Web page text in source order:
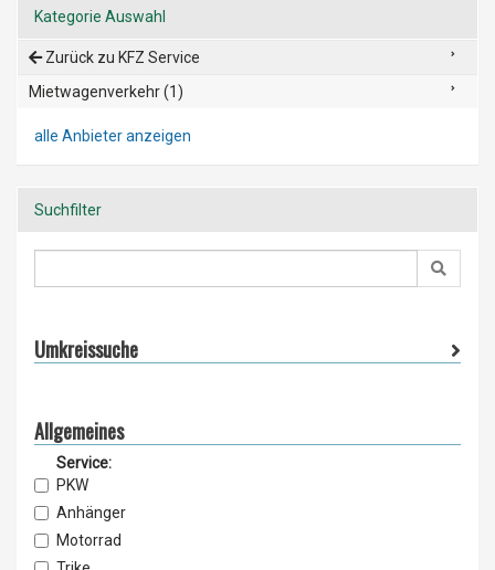
Kategorie Auswahl
Zurück zu KFZ Service
Mietwagenverkehr (1)
alle Anbieter anzeigen
Suchfilter
Umkreissuche
Allgemeines
Service:
PKW
Anhänger
Motorrad